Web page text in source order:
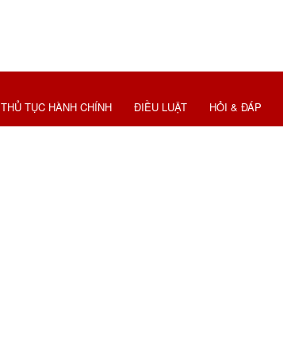
THỦ TỤC HÀNH CHÍNH ĐIỀU LUẬT HỎI & ĐÁP